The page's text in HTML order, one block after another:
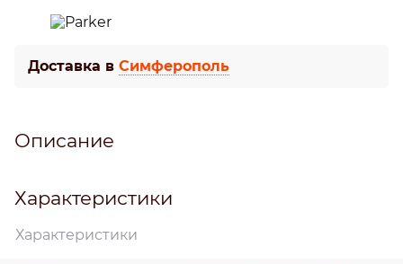
Доставка в Симферополь
Описание
Характеристики
Характеристики